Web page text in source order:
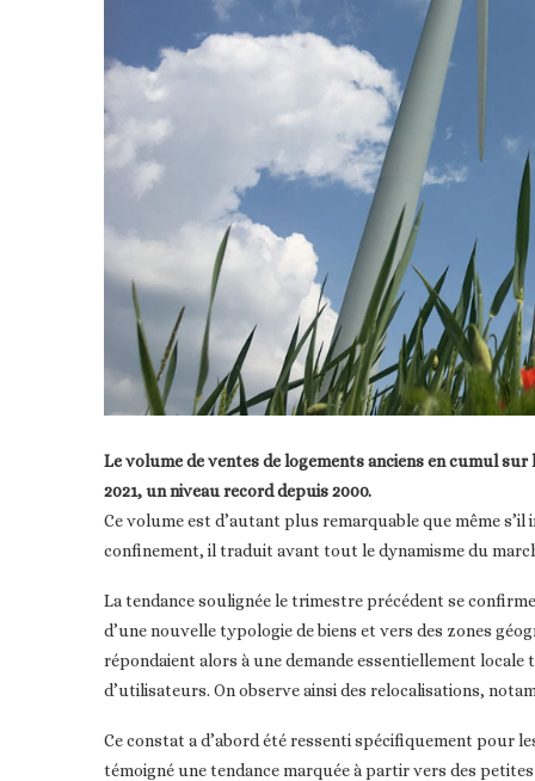
Le volume de ventes de logements anciens en cumul
2021, un niveau record depuis 2000.
Ce volume est d’autant plus remarquable que même
confinement, il traduit avant tout le dynamisme du
La tendance soulignée le trimestre précédent se
d’une nouvelle typologie de biens et vers des zones
répondaient alors à une demande essentiellement
d’utilisateurs. On observe ainsi des relocalisations,
Ce constat a d’abord été ressenti spécifiquement pour
témoigné une tendance marquée à partir vers des